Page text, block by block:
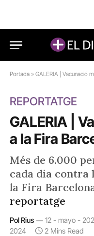
Portada » GALERIA | Vacunació
REPORTATGE
GALERIA |
a la Fira
Més de 6.000
cada dia contra
la Fira
reportatge
Pol Rius 12 - mayo -
2024
2 Mins Read